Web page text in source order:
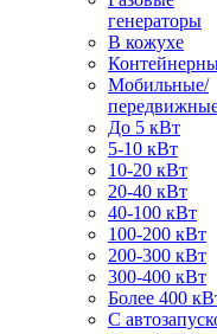
генераторы
В кожухе
Мобильные/
До 5 кВт
5-10 кВт
10-20 кВт
20-40 кВт
40-100 кВт
100-200 кВт
200-300 кВт
300-400 кВт
Более 400
С